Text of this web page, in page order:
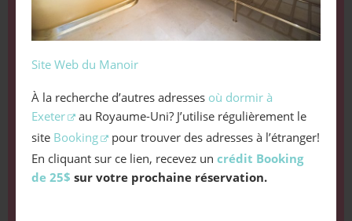
Site Web du Manoir
À la recherche d’autres adresses où dormir à
Exeter
au Royaume-Uni? J’utilise régulièrement le
site Booking
pour trouver des adresses à l’étranger!
En cliquant sur ce lien, recevez un crédit Booking
de 25$ sur votre prochaine réservation.